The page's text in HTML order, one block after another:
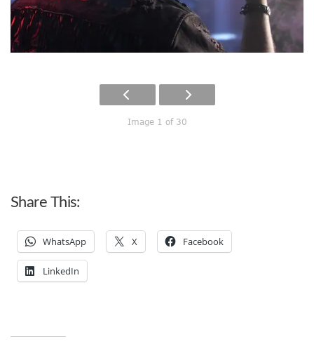
Image 1 of 30
Share This:
WhatsApp X Facebook
LinkedIn